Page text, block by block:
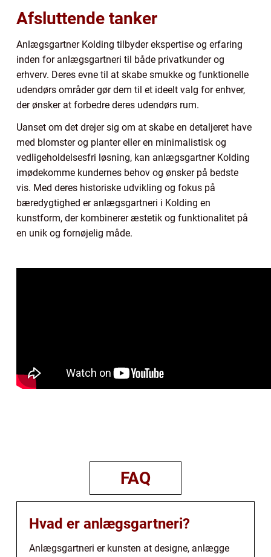
Afsluttende tanker
Anlægsgartner Kolding tilbyder ekspertise og erfaring
inden for anlægsgartneri til både privatkunder og
erhverv. Deres evne til at skabe smukke og funktionelle
udendørs områder gør dem til et ideelt valg for enhver,
der ønsker at forbedre deres udendørs rum.
Uanset om det drejer sig om at skabe en detaljeret have
med blomster og planter eller en minimalistisk og
vedligeholdelsesfri løsning, kan anlægsgartner Kolding
imødekomme kundernes behov og ønsker på bedste
vis. Med deres historiske udvikling og fokus på
bæredygtighed er anlægsgartneri i Kolding en
kunstform, der kombinerer æstetik og funktionalitet på
en unik og fornøjelig måde.
FAQ
Hvad er anlægsgartneri?
Anlægsgartneri er kunsten at designe, anlægge